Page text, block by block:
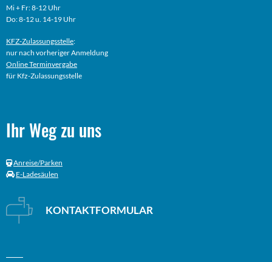
Mi + Fr: 8-12 Uhr
Do: 8-12 u. 14-19 Uhr
KFZ-Zulassungsstelle:
nur nach vorheriger Anmeldung
OnlineTerminvergabe
für Kfz-Zulassungsstelle
Ihr Weg zu uns
Anreise/Parken
E-Ladesäulen
KONTAKTFORMULAR